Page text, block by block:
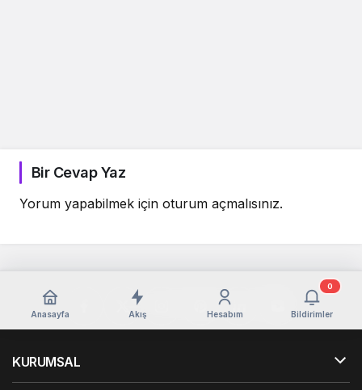
Bir Cevap Yaz
Yorum yapabilmek için oturum açmalısınız.
Anasayfa Akış Hesabım Bildirimler
0
KURUMSAL